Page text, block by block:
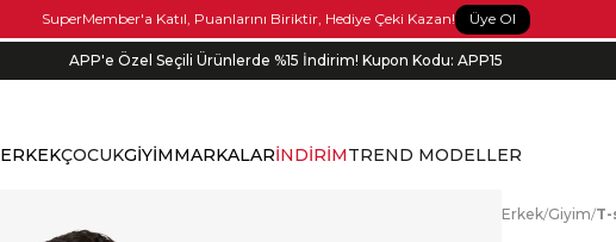
SuperMember'a Katıl, Puanlarını Biriktir, Hediye Çeki Kazan! Üye Ol
Siparişin 1-3 iş günü içerisinde kargoya verilecektir.
APP'e Özel Seçili Ürünlerde %15 İndirim! Kupon Kodu: APP15
ERKEKÇOCUKGİYİMMARKALARİNDİRİMTREND MODELLER
Erkek/Giyim/T